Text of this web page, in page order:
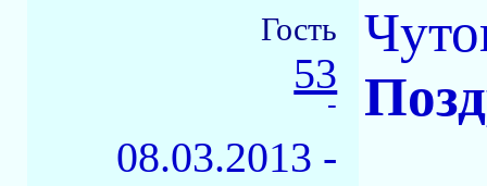
Гость
53
-
08.03.2013 -